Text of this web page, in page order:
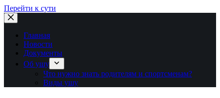
Перейти к сути
Главная
Новости
Документы
Об ушу
Что нужно знать родителям и спортсменам?
Виды ушу